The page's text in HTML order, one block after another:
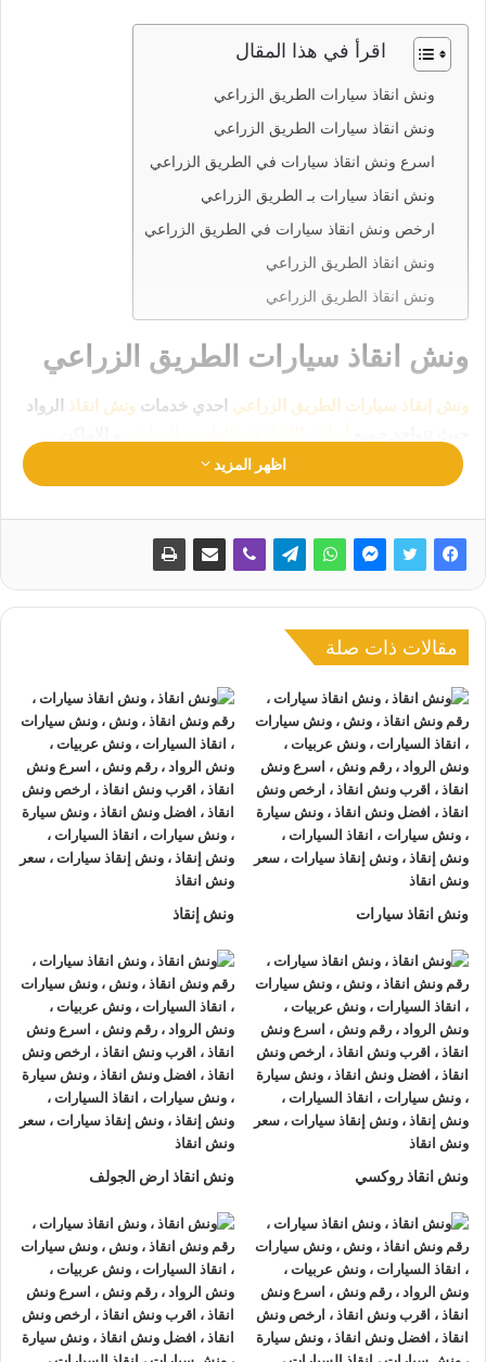
اقرأ في هذا المقال
ونش انقاذ سيارات الطريق الزراعي
ونش انقاذ سيارات الطريق الزراعي
اسرع ونش انقاذ سيارات في الطريق الزراعي
ونش انقاذ سيارات بـ الطريق الزراعي
ارخص ونش انقاذ سيارات في الطريق الزراعي
ونش انقاذ الطريق الزراعي
ونش انقاذ الطريق الزراعي
ونش انقاذ سيارات الطريق الزراعي
ونش إنقاذ سيارات الطريق الزراعي احدي خدمات ونش انقاذ الرواد
الحيوية ليكن انقاذ سيارتك في امان تام وراحة
الطريق الزراعي01063144040
–
01093018585
–
01120018852اطلبونش انقاذ الطريق الزراعيالان نحن نعمل
علي مدار اليوم أتصل بنا الان ليتم ارسال اقرب ونش انقاذ
غضون 30 دقيقة بحد اقصي.
لماذا يجب أن تختارونش انقاذ الطريق الزراعي
الرواد لإنقاذ و رفع السيارات
لدينا اسطول من أوناش انقاذ السيارات
في الطريق الزراعي
وجميع انحاء الجمهورية.
نعمل علي مدار الساعة لمدة 24 ساعة و 7 أيام في الاسبوع
365 يوم في السنة.
لدينا سائقين محترفين في
انقاذ ورفع السياراتمجهزين بأحدث
معدات انقاذ السيارات.
لدينا خدمة عملاء تعمل علي مدار الساعة لتلقي طلبات
السيارات
السياراتلانقاذ ورفع السيارات.
نقدم خدمة
انقاذ السيارات
باعلي جودة بأقل سعر لراحة ورضاء
العميل.
سرعة وصولونش الانقاذالي مكان العطل و نقل السيارات
بأحدث تقنيات ضمانا لعدم أيذاء اجزاء السيارة.
نقدم دعم واستشارات فنية لجميع العملاء.
نقوم باستبدال الاطارات و التزود بالوقود والتزود بالماء.
انقاذ ما عليك سوى الاتصال بنا عليرقم ونش انقاذ الطريق الزراعي
:
01063144040
–
01093018585
–
01120018852وإعلامنا
بالمكان الذي تحتاج ونش انقاذ سياراتفيه.
نقوم بتوفير الوقت عليك في البحث عنونش انقاذ سيارات في
اظهر المزيد
مقالات ذات صلة
ونش انقاذ سيارات ونش إنقاذ
ونش انقاذ روكسي ونش انقاذ ارض الجولف